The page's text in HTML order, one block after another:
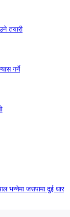
तयारी
गर्ने
भन्नेमा जसपामा दुई धार